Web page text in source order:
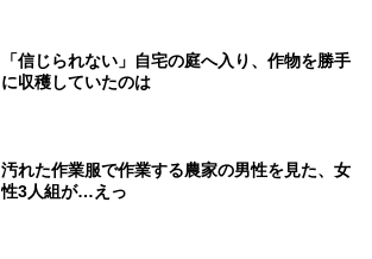
「信じられない」自宅の庭へ入り、作物を勝手
に収穫していたのは
汚れた作業服で作業する農家の男性を見た、女
性3人組が…えっ